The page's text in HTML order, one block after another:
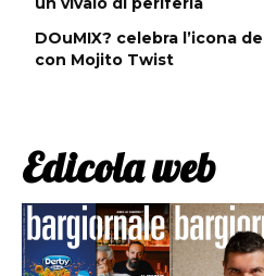
DOuMIX? celebra l’icona
con Mojito Twist
Edicola web